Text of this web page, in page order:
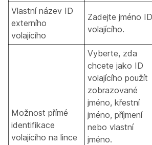
Vlastní název ID
externího
volajícího
Zadejte jméno ID
volajícího.
Možnost přímé
identifikace
volajícího na lince
Vyberte, zda
chcete jako ID
volajícího použít
zobrazované
jméno, křestní
jméno, příjmení
nebo vlastní
jméno.